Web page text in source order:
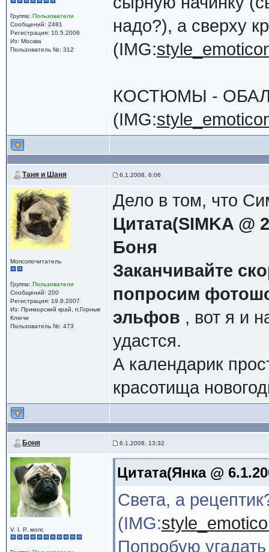
Группа: Пользователи
Сообщений: 2481
Регистрация: 10.5.2006
Из: Москва
Пользователь №: 312
надо?), а сверху
(IMG:
КОСТЮМЫ -
(IMG:
Таня и Шаня 6.1.2008, 6:06
Мопсопочитатель
Группа: Пользователи
Сообщений: 200
Регистрация: 19.8.2007
Из: Приморский край, п.Горные
Ключи
Пользователь №: 473
Дело в том, что
Цитата(SIMKA @
Боня
Заканчивайте
попросим
эльфов , вот я и
удастся.
А календарик
красотища
Боня 6.1.2008, 13:32
V. I. P. мопс
Цитата(Янка @
Света, а
(IMG:
Попробую